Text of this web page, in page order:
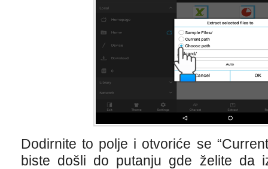
Dodirnite to polje i otvoriće se
biste došli do putanju gde želite da